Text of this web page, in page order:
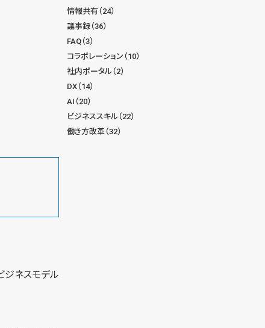
ジネスモデル
情報共有（24）
議事録（36）
FAQ（3）
コラボレーション（10）
社内ポータル（2）
DX（14）
AI（20）
ビジネススキル（22）
働き方改革（32）